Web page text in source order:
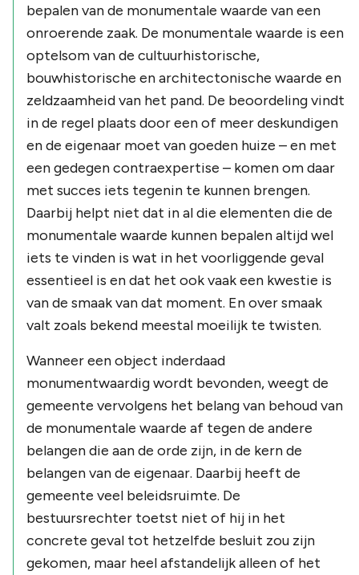
bepalen van de monumentale waarde van een
onroerende zaak. De monumentale waarde is een
optelsom van de cultuurhistorische,
bouwhistorische en architectonische waarde en
zeldzaamheid van het pand. De beoordeling vindt
in de regel plaats door een of meer deskundigen
en de eigenaar moet van goeden huize – en met
een gedegen contraexpertise – komen om daar
met succes iets tegenin te kunnen brengen.
Daarbij helpt niet dat in al die elementen die de
monumentale waarde kunnen bepalen altijd wel
iets te vinden is wat in het voorliggende geval
essentieel is en dat het ook vaak een kwestie is
van de smaak van dat moment. En over smaak
valt zoals bekend meestal moeilijk te twisten.
Wanneer een object inderdaad
monumentwaardig wordt bevonden, weegt de
gemeente vervolgens het belang van behoud van
de monumentale waarde af tegen de andere
belangen die aan de orde zijn, in de kern de
belangen van de eigenaar. Daarbij heeft de
gemeente veel beleidsruimte. De
bestuursrechter toetst niet of hij in het
concrete geval tot hetzelfde besluit zou zijn
gekomen, maar heel afstandelijk alleen of het